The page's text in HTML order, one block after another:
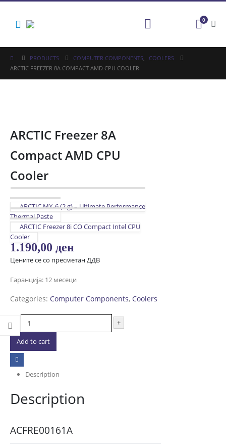
0
PRODUCTS COMPUTER COMPONENTS,
COOLERS
ARCTIC FREEZER 8A COMPACT AMD CPU COOLER
ARCTIC Freezer 8A
Compact AMD CPU
Cooler
ARCTIC MX-6 (2 g) – Ultimate Performance
Thermal Paste
ARCTIC Freezer 8i CO Compact Intel CPU
Cooler
1.190,00 ден
Цените се со пресметан ДДВ
Гаранција: 12 месеци
Categories: Computer Components, Coolers
+
Add to cart
Description
Description
ACFRE00161A